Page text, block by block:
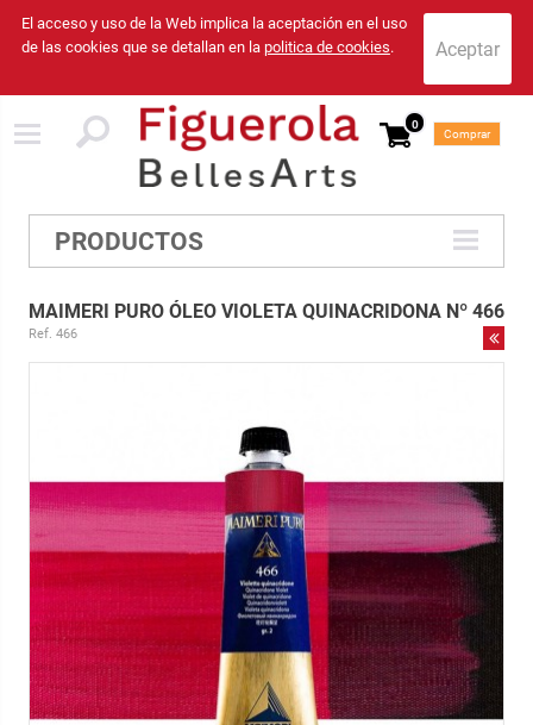
El acceso y uso de la Web implica la aceptación en el uso
de las cookies que se detallan en la politica de cookies.
0
Comprar
PRODUCTOS
MAIMERI PURO ÓLEO VIOLETA QUINACRIDONA Nº 466
Ref. 466